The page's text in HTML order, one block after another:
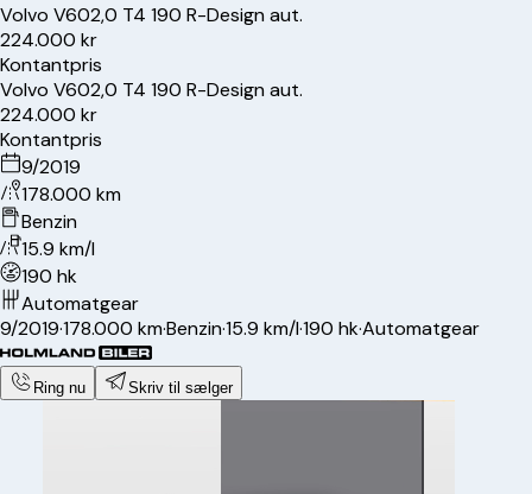
Volvo V602,0 T4 190 R-Design aut.
224.000 kr
Kontantpris
Volvo V602,0 T4 190 R-Design aut.
224.000 kr
Kontantpris
9/2019
178.000 km
Benzin
15.9 km/l
190 hk
Automatgear
9/2019·178.000 km·Benzin·15.9 km/l·190 hk·Automatgear
Ring nu Skriv til sælger